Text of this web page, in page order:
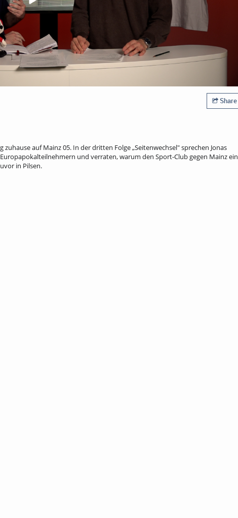
Share
auf Mainz 05. In der dritten Folge „Seitenwechsel" sprechen Jonas
und verraten, warum den Sport-Club gegen Mainz ein
in Pilsen.